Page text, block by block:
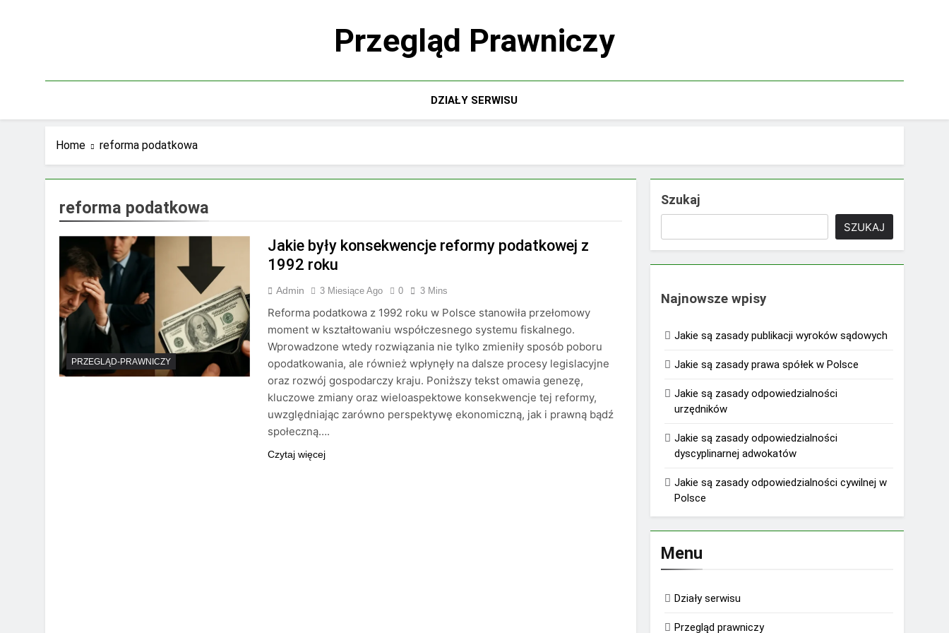
Przegląd Prawniczy
DZIAŁY SERWISU
Home reforma podatkowa
reforma podatkowa
PRZEGLĄD-PRAWNICZY
Jakie były konsekwencje reformy podatkowej z
1992 roku
Admin 3 Miesiące Ago 0 3 Mins
Reforma podatkowa z 1992 roku w Polsce stanowiła przełomowy
moment w kształtowaniu współczesnego systemu fiskalnego.
Wprowadzone wtedy rozwiązania nie tylko zmieniły sposób poboru
opodatkowania, ale również wpłynęły na dalsze procesy legislacyjne
oraz rozwój gospodarczy kraju. Poniższy tekst omawia genezę,
kluczowe zmiany oraz wieloaspektowe konsekwencje tej reformy,
uwzględniając zarówno perspektywę ekonomiczną, jak i prawną bądź
społeczną….
Czytaj więcej
Szukaj
SZUKAJ
Najnowsze wpisy
Jakie są zasady publikacji wyroków sądowych
Jakie są zasady prawa spółek w Polsce
Jakie są zasady odpowiedzialności
urzędników
Jakie są zasady odpowiedzialności
dyscyplinarnej adwokatów
Jakie są zasady odpowiedzialności cywilnej w
Polsce
Menu
Działy serwisu
Przegląd prawniczy